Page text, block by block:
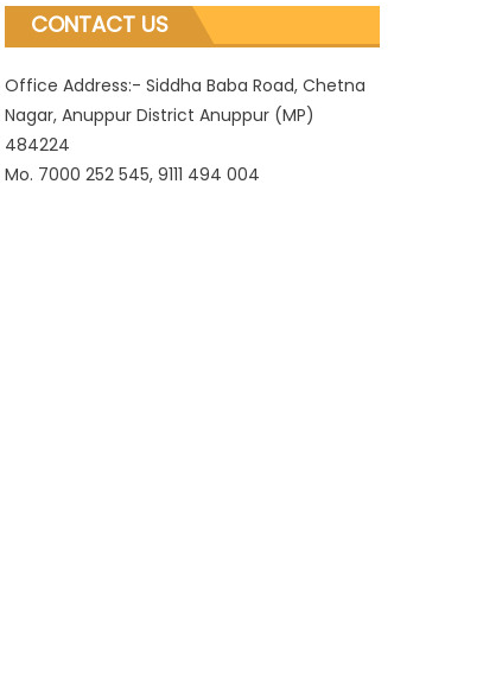
CONTACT US
Office Address:- Siddha Baba Road, Chetna
Nagar, Anuppur District Anuppur (MP)
484224
Mo. 7000 252 545, 9111 494 004